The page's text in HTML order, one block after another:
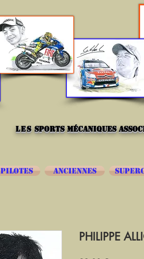
lessports mécaniques
PHILIPPE
ANCIENNES
PILOTES